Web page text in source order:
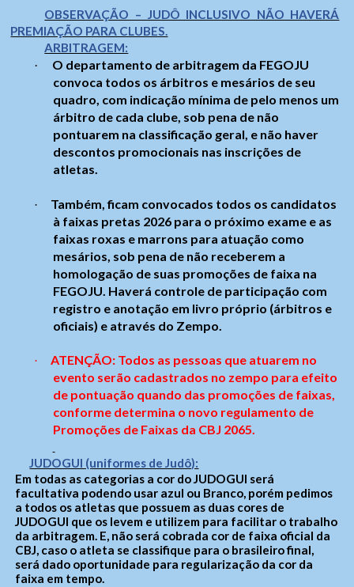
OBSERVAÇÃO – JUDÔ INCLUSIVO NÃO HAVERÁ
PREMIAÇÃO PARA CLUBES.
ARBITRAGEM:
·
O departamento de arbitragem da FEGOJU
convoca todos os árbitros e mesários de seu
quadro, com indicação mínima de pelo menos um
árbitro de cada clube, sob pena de não
pontuarem na classificação geral, e não haver
descontos promocionais nas inscrições de
atletas.
·
Também, ficam convocados todos os candidatos
à faixas pretas 2026 para o próximo exame e as
faixas roxas e marrons para atuação como
mesários, sob pena de não receberem a
homologação de suas promoções de faixa na
FEGOJU. Haverá controle de participação com
registro e anotação em livro próprio (árbitros e
oficiais) e através do Zempo.
·
ATENÇÃO: Todos as pessoas que atuarem no
evento serão cadastrados no zempo para efeito
de pontuação quando das promoções de faixas,
conforme determina o novo regulamento de
Promoções de Faixas da CBJ 2065.
JUDOGUI (uniformes de Judô):
Em todas as categorias a cor do JUDOGUI será
facultativa podendo usar azul ou Branco, porém pedimos
a todos os atletas que possuem as duas cores de
JUDOGUI que os levem e utilizem para facilitar o trabalho
da arbitragem. E, não será cobrada cor de faixa oficial da
CBJ, caso o atleta se classifique para o brasileiro final,
será dado oportunidade para regularização da cor da
faixa em tempo.